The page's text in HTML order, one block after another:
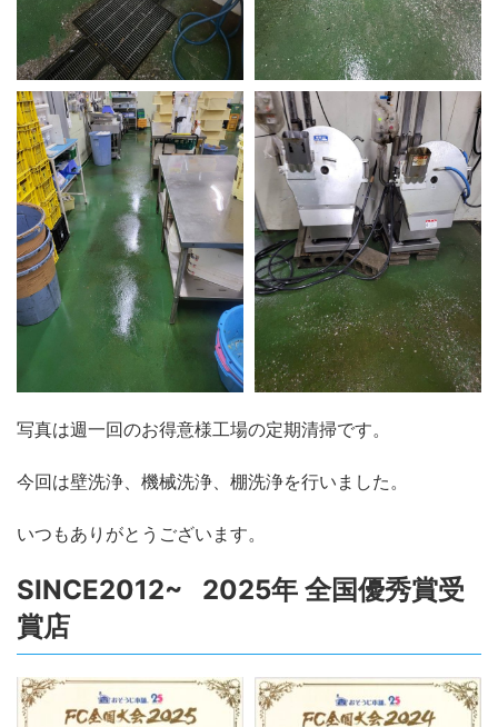
写真は週一回のお得意様工場の定期清掃です。
今回は壁洗浄、機械洗浄、棚洗浄を行いました。
いつもありがとうございます。
SINCE2012~ 2025年 全国優秀賞受
賞店